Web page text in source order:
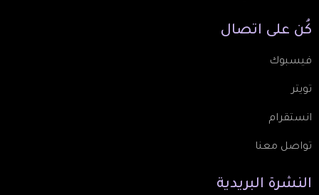
كُن على اتصال
فيسبوك
تويتر
انستقرام
تواصل معنا
النشرة البريدية